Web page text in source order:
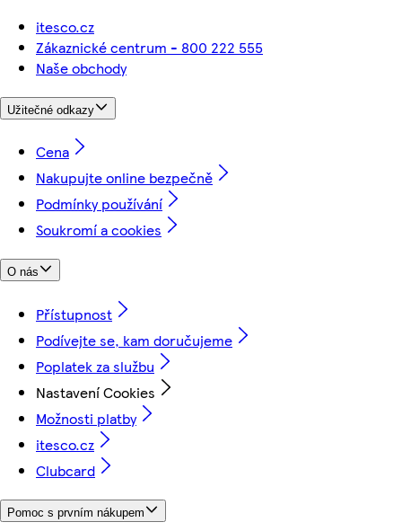
itesco.cz
Zákaznické centrum - 800 222 555
Naše obchody
Užitečné odkazy
Cena
Nakupujte online bezpečně
Podmínky používání
Soukromí a cookies
O nás
Přístupnost
Podívejte se, kam doručujeme
Poplatek za službu
Nastavení Cookies
Možnosti platby
itesco.cz
Clubcard
Pomoc s prvním nákupem